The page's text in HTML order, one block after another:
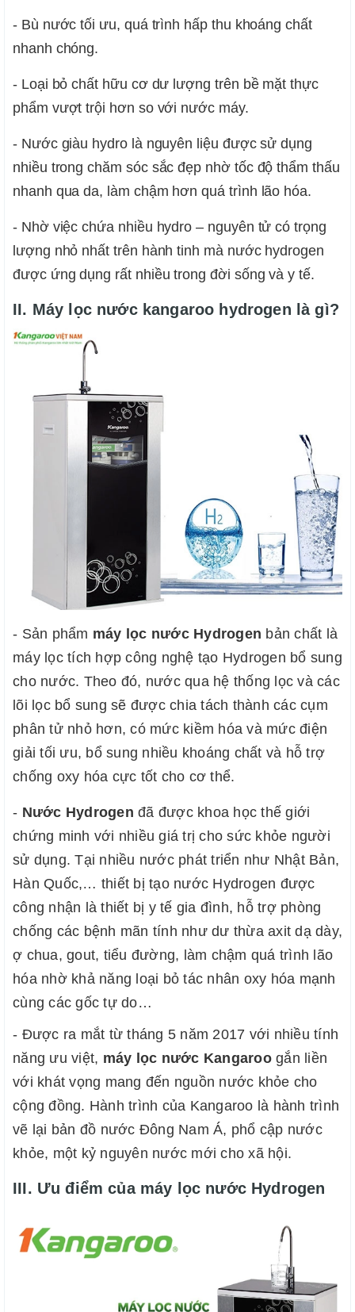
- Bù nước tối ưu, quá trình hấp thu khoáng chất
nhanh chóng.
- Loại bỏ chất hữu cơ dư lượng trên bề mặt thực
phẩm vượt trội hơn so với nước máy.
- Nước giàu hydro là nguyên liệu được sử dụng
nhiều trong chăm sóc sắc đẹp nhờ tốc độ thẩm thấu
nhanh qua da, làm chậm hơn quá trình lão hóa.
- Nhờ việc chứa nhiều hydro – nguyên tử có trọng
lượng nhỏ nhất trên hành tinh mà nước hydrogen
được ứng dụng rất nhiều trong đời sống và y tế.
II. Máy lọc nước kangaroo hydrogen là gì?
- Sản phẩm máy lọc nước Hydrogen bản chất là
máy lọc tích hợp công nghệ tạo Hydrogen bổ sung
cho nước. Theo đó, nước qua hệ thống lọc và các
lõi lọc bổ sung sẽ được chia tách thành các cụm
phân tử nhỏ hơn, có mức kiềm hóa và mức điện
giải tối ưu, bổ sung nhiều khoáng chất và hỗ trợ
chống oxy hóa cực tốt cho cơ thể.
- Nước Hydrogen đã được khoa học thế giới
chứng minh với nhiều giá trị cho sức khỏe người
sử dụng. Tại nhiều nước phát triển như Nhật Bản,
Hàn Quốc,… thiết bị tạo nước Hydrogen được
công nhận là thiết bị y tế gia đình, hỗ trợ phòng
chống các bệnh mãn tính như dư thừa axit dạ dày,
ợ chua, gout, tiểu đường, làm chậm quá trình lão
hóa nhờ khả năng loại bỏ tác nhân oxy hóa mạnh
cùng các gốc tự do…
- Được ra mắt từ tháng 5 năm 2017 với nhiều tính
năng ưu việt, máy lọc nước Kangaroogắn liền
với khát vọng mang đến nguồn nước khỏe cho
cộng đồng. Hành trình của Kangaroo là hành trình
vẽ lại bản đồ nước Đông Nam Á, phổ cập nước
khỏe, một kỷ nguyên nước mới cho xã hội.
III. Ưu điểm của máy lọc nước Hydrogen